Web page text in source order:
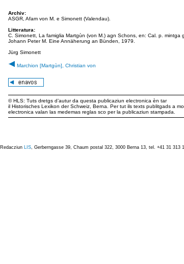
Archiv:
ASGR, Afam von M. e Simonett (Valendau).
Litteratura:
C. Simonett, La famiglia Martgùn (von M.) agn Schons, en: Cal. p. mintga
Johann Peter M. Eine Annäherung an Bünden, 1979.
Jürg Simonett
Marchion [Martgùn], Christian von
© HLS: Tuts dretgs d’autur da questa publicaziun electronica èn tar
il Historisches Lexikon der Schweiz, Berna. Per tut ils texts publitgads a
electronica valan las medemas reglas sco per la publicaziun stampada.
Redacziun LIS, Gerberngasse 39, Chaum postal 322, 3000 Berna 13, tel. +41 31 313